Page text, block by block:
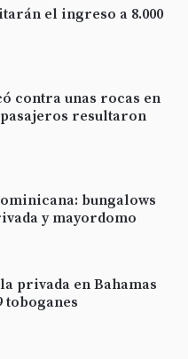
el ingreso a 8.000
contra unas rocas en
resultaron
bungalows
y mayordomo
privada en Bahamas
toboganes